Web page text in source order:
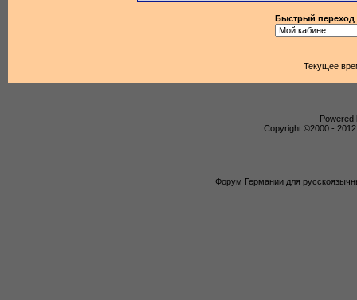
Быстрый переход
Текущее
Powered
Copyright ©2000 -
Форум Германии для